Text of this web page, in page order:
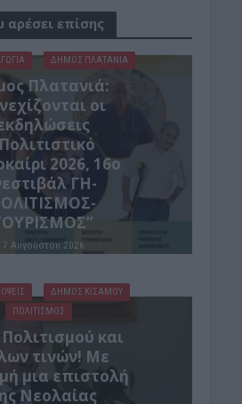
αρέσει επίσης
ΔΉΜΟΣ ΠΛΑΤΑΝΙΆ
Πλατανιά:
οι
2026, 16ο
ΓΗ-
7 Αυγούστου 2026
ΔΉΜΟΣ ΚΙΣΆΜΟΥ
ΠΟΛΙΤΙΣΜΟΣ
και
τινών! Mε
μια επιστολή
Νεολαίας